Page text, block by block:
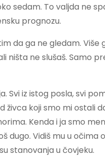
sedam. To valjda ne
prognozu.
da ga ne gledam. Više
ništa ne slušaš. Samo
Svi iz istog posla, svi
živca koji smo mi ostali
Kenda i ja smo
dugo. Vidiš mu u očima
stanovanja u čovjeku.